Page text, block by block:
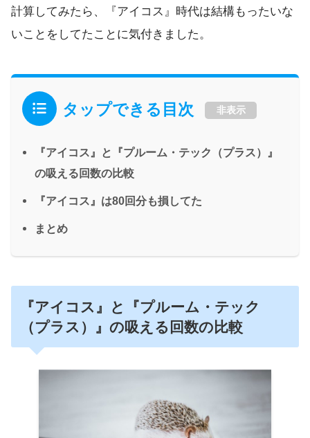
計算してみたら、『アイコス』時代は結構もったいな
いことをしてたことに気付きました。
タップできる目次 非表示
『アイコス』と『プルーム・テック（プラス）』
の吸える回数の比較
『アイコス』は80回分も損してた
まとめ
『アイコス』と『プルーム・テック
（プラス）』の吸える回数の比較